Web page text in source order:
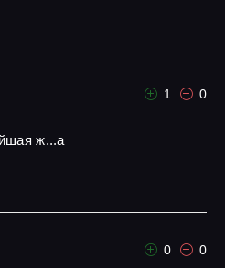
1 0
ж...а
0 0